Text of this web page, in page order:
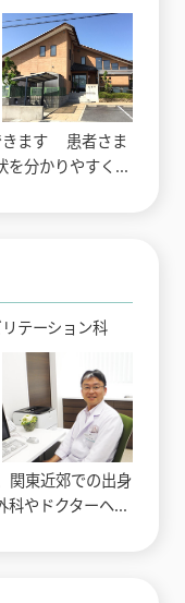
きます 患者さま
を分かりやすく...
リテーション科
関東近郊での出身
科やドクターヘ...